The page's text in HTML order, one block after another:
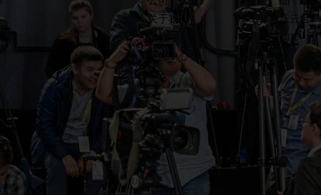
关于我们
条款
​新闻中心
液压云台
三脚架